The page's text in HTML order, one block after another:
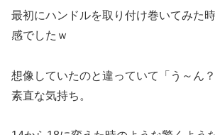
最初にハンドルを取り付け巻いてみた
感でしたｗ
想像していたのと違っていて「う～ん
素直な気持ち。